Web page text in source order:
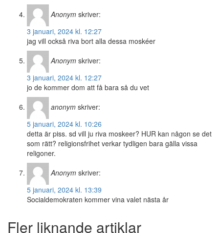
Anonym skriver:
3 januari, 2024 kl. 12:27
jag vill också riva bort alla dessa moskéer
Anonym skriver:
3 januari, 2024 kl. 12:27
jo de kommer dom att få bara så du vet
anonym skriver:
5 januari, 2024 kl. 10:26
detta är piss. sd vill ju riva moskeer? HUR kan någon se det
som rätt? religionsfrihet verkar tydligen bara gälla vissa
religoner.
Anonym skriver:
5 januari, 2024 kl. 13:39
Socialdemokraten kommer vina valet nästa år
Fler liknande artiklar